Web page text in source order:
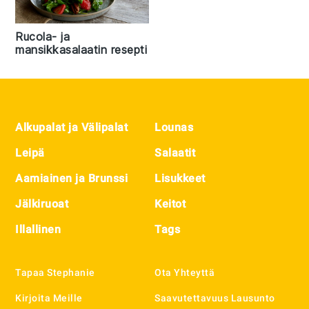
Rucola- ja
mansikkasalaatin resepti
Footer
Alkupalat ja Välipalat
Leipä
Aamiainen ja Brunssi
Jälkiruoat
Illallinen
Lounas
Salaatit
Lisukkeet
Keitot
Tags
Tapaa Stephanie
Kirjoita Meille
Ota Yhteyttä
Saavutettavuus Lausunto